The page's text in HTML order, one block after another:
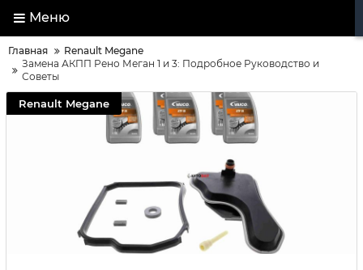
Меню
Главная
Renault Megane
Замена АКПП Рено Меган 1 и 3: Подробное Руководство и
Советы
Renault Megane